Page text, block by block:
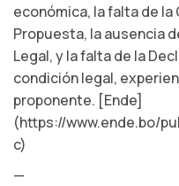
económica, la falta de
Propuesta, la ausencia
Legal, y la falta de la
condición legal,
proponente. [Ende]
(https://www.ende.bo/
c)
—